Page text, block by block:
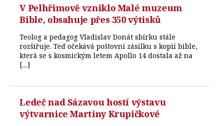
V Pelhřimově vzniklo Malé muzeum
Bible, obsahuje přes 350 výtisků
Teolog a pedagog Vladislav Donát sbírku stále
rozšiřuje. Teď očekává poštovní zásilku s kopií bible,
která se s kosmickým letem Apollo 14 dostala až na
[…]
Ledeč nad Sázavou hostí výstavu
výtvarnice Martiny Krupičkové